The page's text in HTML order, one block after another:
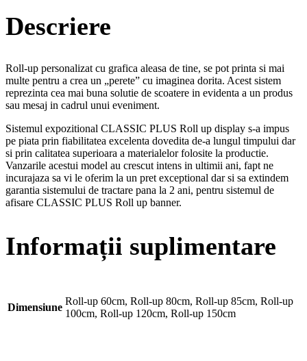
Descriere
Roll-up personalizat cu grafica aleasa de tine, se pot printa si mai
multe pentru a crea un „perete” cu imaginea dorita. Acest sistem
reprezinta cea mai buna solutie de scoatere in evidenta a un produs
sau mesaj in cadrul unui eveniment.
Sistemul expozitional CLASSIC PLUS Roll up display s-a impus
pe piata prin fiabilitatea excelenta dovedita de-a lungul timpului dar
si prin calitatea superioara a materialelor folosite la productie.
Vanzarile acestui model au crescut intens in ultimii ani, fapt ne
incurajaza sa vi le oferim la un pret exceptional dar si sa extindem
garantia sistemului de tractare pana la 2 ani, pentru sistemul de
afisare CLASSIC PLUS Roll up banner.
Informații suplimentare
Dimensiune
Roll-up 60cm, Roll-up 80cm, Roll-up 85cm, Roll-up
100cm, Roll-up 120cm, Roll-up 150cm